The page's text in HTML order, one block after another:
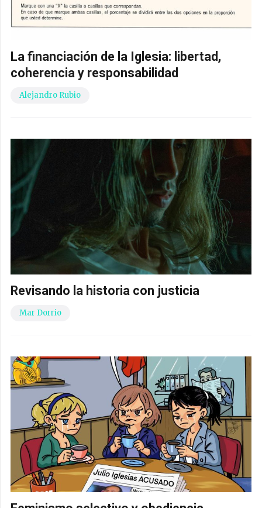
La financiación de la Iglesia: libertad,
coherencia y responsabilidad
Alejandro Rubio
Revisando la historia con justicia
Mar Dorrio